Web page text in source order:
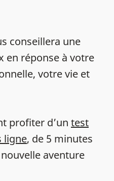
conseillera une
en réponse à votre
votre vie et
profiter d’un test
ligne, de 5 minutes
aventure